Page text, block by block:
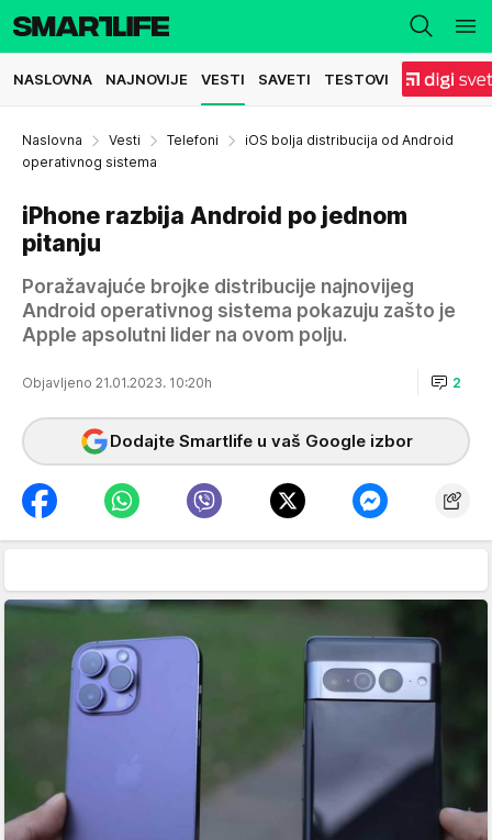
NASLOVNA NAJNOVIJE VESTI SAVETI TESTOVI
Naslovna Vesti Telefoni
iOS bolja distribucija od Android
operativnog sistema
iPhone razbija Android po jednom
pitanju
Poražavajuće brojke distribucije najnovijeg
Android operativnog sistema pokazuju zašto je
Apple apsolutni lider na ovom polju.
Objavljeno 21.01.2023. 10:20h 2
Dodajte Smartlife u vaš Google izbor